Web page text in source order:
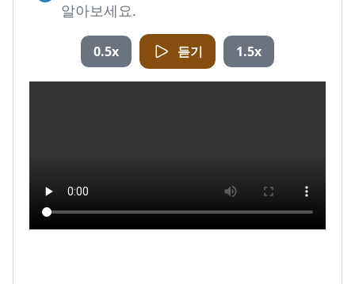
알아보세요.
0.5x 듣기 1.5x